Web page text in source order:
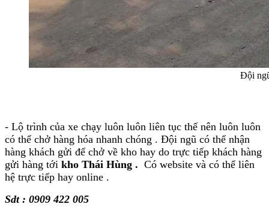
Đội
- Lộ trình của xe chạy luôn luôn liên tục thế nên luôn luôn
có thể chở hàng hóa nhanh chóng . Đội ngũ có thể nhận
hàng khách gửi để chở về kho hay do trực tiếp khách hàng
gửi hàng tới kho Thái Hùng . Có website và có thể liên
hệ trực tiếp hay online .
Sdt : 0909 422 005